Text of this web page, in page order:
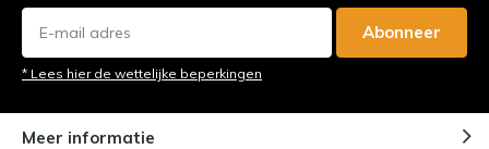
Abonneer
* Lees hier de wettelijke beperkingen
Meer informatie